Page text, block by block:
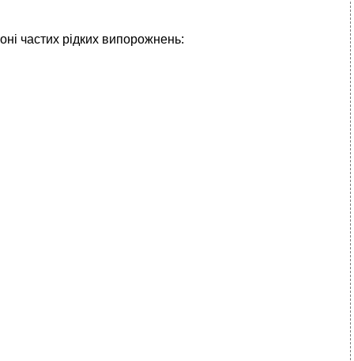
частих рідких випорожнень: